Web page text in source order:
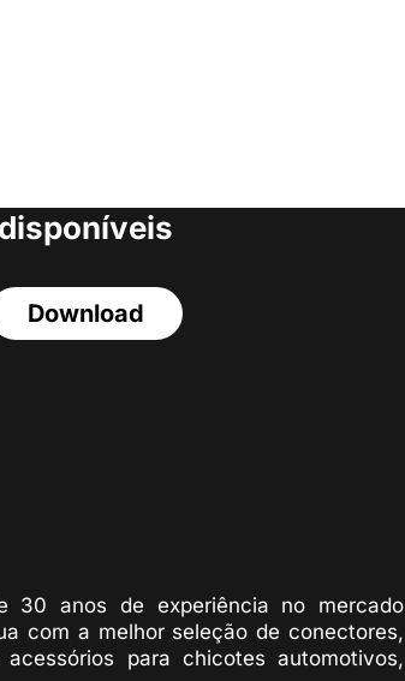
disponíveis
Download
30 anos de experiência no mercado
com a melhor seleção de conectores,
para chicotes automotivos,